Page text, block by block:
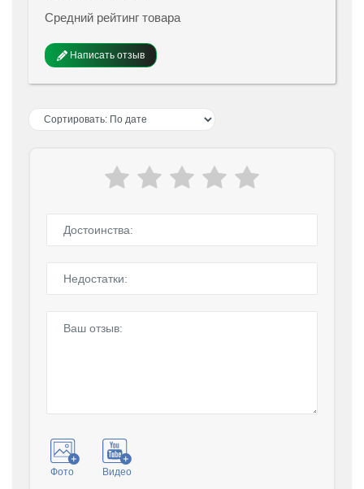
Средний рейтинг товара
Написать отзыв
Фото Видео